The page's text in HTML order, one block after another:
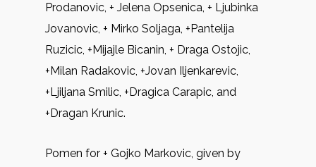
Prodanovic, + Jelena Opsenica, + Ljubinka
Jovanovic, + Mirko Soljaga, +Pantelija
Ruzicic, +Mijajle Bicanin, + Draga Ostojic,
+Milan Radakovic, +Jovan Iljenkarevic,
+Ljiljana Smilic, +Dragica Carapic, and
+Dragan Krunic.
Pomen for + Gojko Markovic, given by